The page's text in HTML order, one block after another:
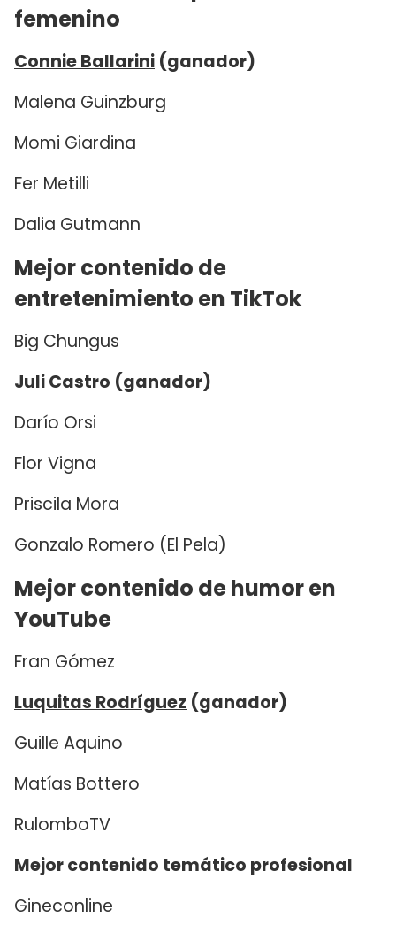
femenino
Connie Ballarini (ganador)
Malena Guinzburg
Momi Giardina
Fer Metilli
Dalia Gutmann
Mejor contenido de
entretenimiento en TikTok
Big Chungus
Juli Castro (ganador)
Darío Orsi
Flor Vigna
Priscila Mora
Gonzalo Romero (El Pela)
Mejor contenido de humor en
YouTube
Fran Gómez
Luquitas Rodríguez (ganador)
Guille Aquino
Matías Bottero
RulomboTV
Mejor contenido temático profesional
Gineconline